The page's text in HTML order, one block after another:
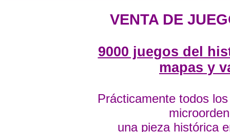
VENTA DE
9000 juegos del
mapas y
Prácticamente todos
una pieza histórica